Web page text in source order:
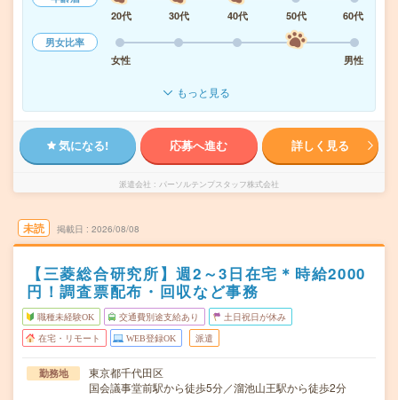
20代
30代 40代 50代
60代
男女比率
女性
男性
もっと見る
気になる! 応募へ進む 詳しく見る
派遣会社 パーソルテンプスタッフ株式会社
未読 掲載日 2026/08/08
【三菱総合研究所】週2～3日在宅＊時給2000
円！調査票配布・回収など事務
職種未経験OK 交通費別途支給あり 土日祝日が休み
在宅・リモート WEB登録OK 派遣
勤務地
東京都千代田区
国会議事堂前駅から徒歩5分／溜池山王駅から徒歩2分